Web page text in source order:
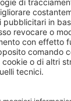
CONTATTI
srl
21 - 20134,
eeinfo@eenet.it